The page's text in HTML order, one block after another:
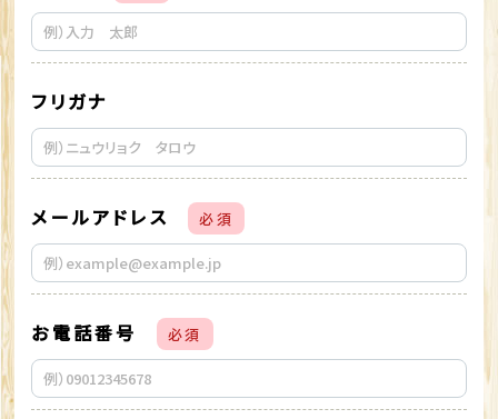
フリガナ
メールアドレス 必須
お電話番号 必須